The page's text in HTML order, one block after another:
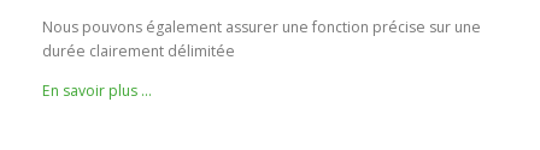
Nous pouvons également assurer une fonction précise sur une
durée clairement délimitée
En savoir plus …